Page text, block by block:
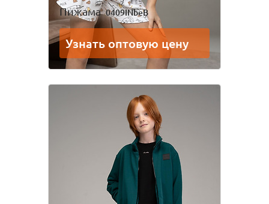
Пижама 0409INbeB
Узнать оптовую цену